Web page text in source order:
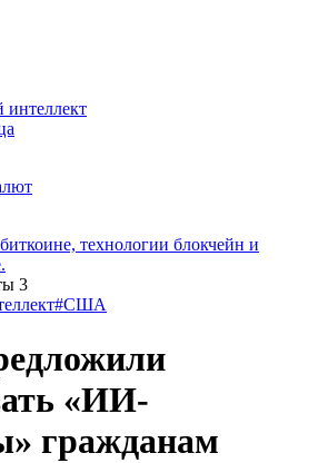
интеллект
технологии блокчейн и
#США
«ИИ-
гражданам